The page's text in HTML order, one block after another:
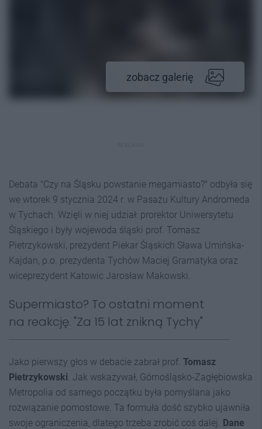
zobacz galerię
Debata "Czy na Śląsku powstanie megamiasto?" odbyła się
we wtorek 9 stycznia 2024 r. w Pasażu Kultury Andromeda
w Tychach. Wzięli w niej udział: prorektor Uniwersytetu
Śląskiego i były wojewoda śląski prof. Tomasz
Pietrzykowski, prezydent Piekar Śląskich Sława Umińska-
Kajdan, p.o. prezydenta Tychów Maciej Gramatyka oraz
wiceprezydent Katowic Jarosław Makowski.
Supermiasto? To ostatni moment
na reakcję. "Za 15 lat znikną Tychy"
Jako pierwszy głos w debacie zabrał prof. Tomasz
Pietrzykowski. Jak wskazywał, Górnośląsko-Zagłębiowska
Metropolia od samego początku była pomyślana jako
rozwiązanie pomostowe. Ta formuła dość szybko ujawniła
swoje ograniczenia, dlatego trzeba zrobić coś dalej. Dane